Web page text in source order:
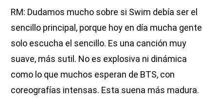
RM: Dudamos mucho sobre si Swim debía ser el
sencillo principal, porque hoy en día mucha gente
solo escucha el sencillo. Es una canción muy
suave, más sutil. No es explosiva ni dinámica
como lo que muchos esperan de BTS, con
coreografías intensas. Esta suena más madura.